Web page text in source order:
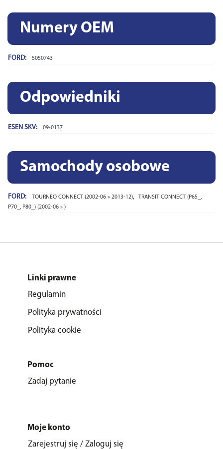
Numery OEM
FORD: 5050743
Odpowiedniki
ESEN SKV: 09-0137
Samochody osobowe
FORD: TOURNEO CONNECT (2002-06 » 2013-12),
TRANSIT CONNECT (P65_,
P70_, P80_) (2002-06 » )
Linki prawne
Regulamin
Polityka prywatności
Polityka cookie
Pomoc
Zadaj pytanie
Moje konto
Zarejestruj się / Zaloguj się